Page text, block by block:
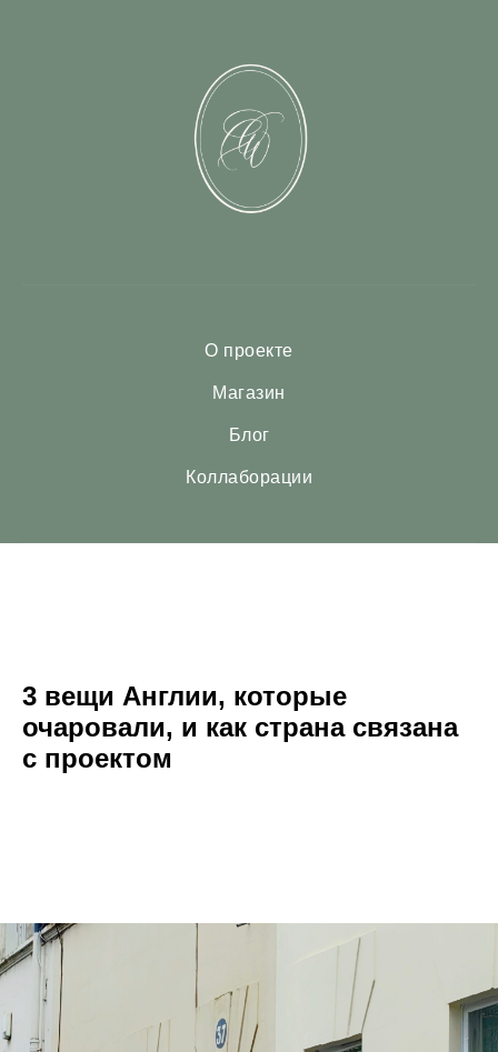
О проекте
Магазин
Блог
Коллаборации
3 вещи Англии, которые
очаровали, и как страна связана
с проектом